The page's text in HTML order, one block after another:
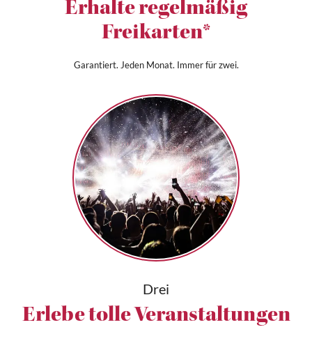
Erhalte regelmäßig
Freikarten*
Garantiert. Jeden Monat. Immer für zwei.
Drei
Erlebe tolle Veranstaltungen